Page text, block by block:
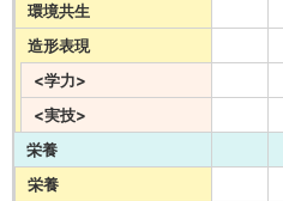
環境共生
造形表現
<学力>
<実技>
栄養
栄養